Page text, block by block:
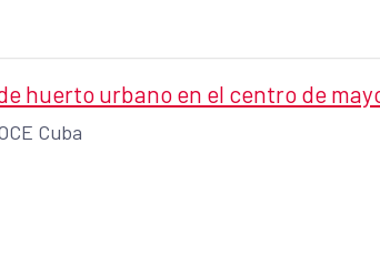
de junio.
huerto urbano en el centro de
Cuba